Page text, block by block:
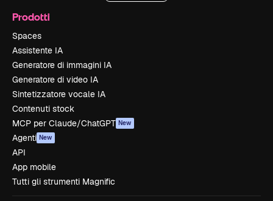
Prodotti
Spaces
Assistente IA
Generatore di immagini IA
Generatore di video IA
Sintetizzatore vocale IA
Contenuti stock
MCP per Claude/ChatGPT New
Agenti New
API
App mobile
Tutti gli strumenti Magnific